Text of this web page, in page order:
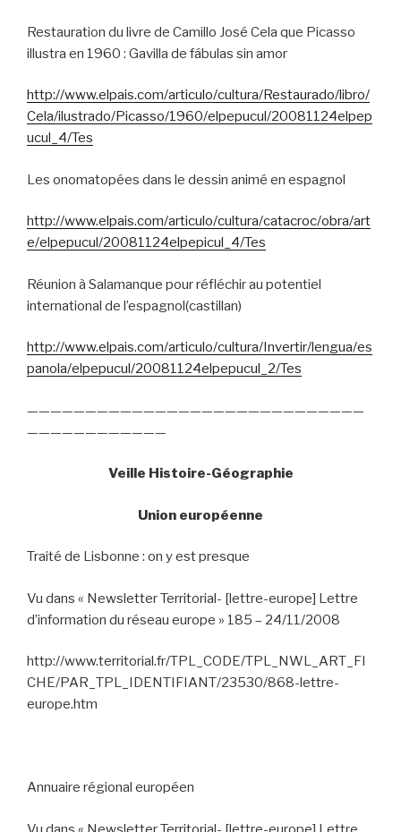
Restauration du livre de Camillo José Cela que Picasso
illustra en 1960 : Gavilla de fábulas sin amor
http://www.elpais.com/articulo/cultura/Restaurado/libro/
Cela/ilustrado/Picasso/1960/elpepucul/20081124elpep
ucul_4/Tes
Les onomatopées dans le dessin animé en espagnol
http://www.elpais.com/articulo/cultura/catacroc/obra/art
e/elpepucul/20081124elpepicul_4/Tes
Réunion à Salamanque pour réfléchir au potentiel
international de l’espagnol(castillan)
http://www.elpais.com/articulo/cultura/Invertir/lengua/es
panola/elpepucul/20081124elpepucul_2/Tes
—————————————————————————————
————————————
Veille Histoire-Géographie
Union européenne
Traité de Lisbonne : on y est presque
Vu dans « Newsletter Territorial- [lettre-europe] Lettre
d’information du réseau europe » 185 – 24/11/2008
http://www.territorial.fr/TPL_CODE/TPL_NWL_ART_FI
CHE/PAR_TPL_IDENTIFIANT/23530/868-lettre-
europe.htm
Annuaire régional européen